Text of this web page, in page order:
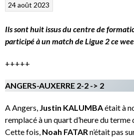
24 août 2023
Ils sont huit issus du centre de
participé à un match de Ligue 2 ce
+++++
ANGERS-AUXERRE 2-2 -> 2
A Angers, Justin KALUMBAétait à
remplacé à un quart d’heure du terme
Cette fois, Noah FATARn’était pas